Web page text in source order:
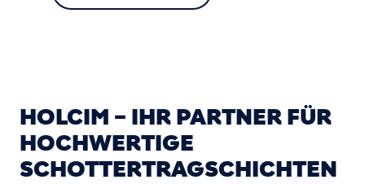
HOLCIM – IHR PARTNER FÜR
HOCHWERTIGE
SCHOTTERTRAGSCHICHTEN